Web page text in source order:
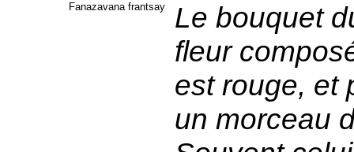
Fanazavana frantsay
Le bouquet
fleur
est rouge, et
un morceau